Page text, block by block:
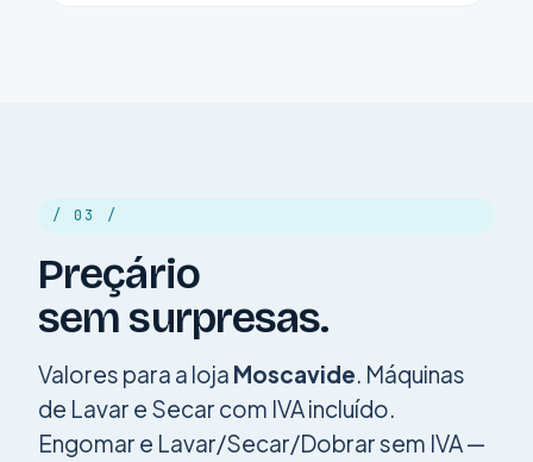
/ 03 /
Preçário
sem surpresas.
Valores para a loja Moscavide. Máquinas
de Lavar e Secar com IVA incluído.
Engomar e Lavar/Secar/Dobrar sem IVA —